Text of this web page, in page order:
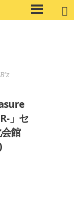
メ
イ
B'z
」セ
館